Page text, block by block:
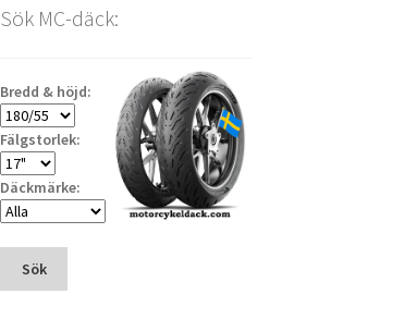
Sök MC-däck:
Bredd & höjd:
Fälgstorlek:
Däckmärke:
Sök